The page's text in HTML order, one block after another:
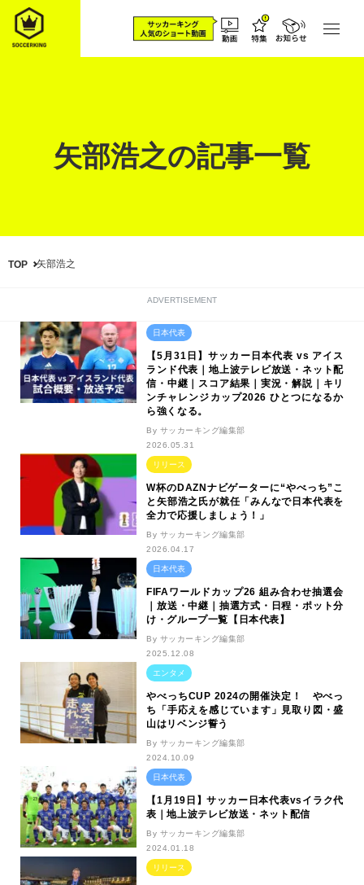
矢部浩之の記事一覧
TOP 矢部浩之
ADVERTISEMENT
日本代表
【5月31日】サッカー日本代表 vs アイス
ランド代表｜地上波テレビ放送・ネット配
信・中継｜スコア結果｜実況・解説｜キリ
ンチャレンジカップ2026 ひとつになるか
ら強くなる。
By サッカーキング編集部
2026.05.31
リリース
W杯のDAZNナビゲーターに“やべっち”こ
と矢部浩之氏が就任「みんなで日本代表を
全力で応援しましょう！」
By サッカーキング編集部
2026.04.17
日本代表
FIFAワールドカップ26 組み合わせ抽選会
｜放送・中継｜抽選方式・日程・ポット分
け・グループ一覧【日本代表】
By サッカーキング編集部
2025.12.08
エンタメ
やべっちCUP 2024の開催決定！ やべっ
ち「手応えを感じています」見取り図・盛
山はリベンジ誓う
By サッカーキング編集部
2024.10.09
日本代表
【1月19日】サッカー日本代表vsイラク代
表｜地上波テレビ放送・ネット配信
By サッカーキング編集部
2024.01.18
リリース